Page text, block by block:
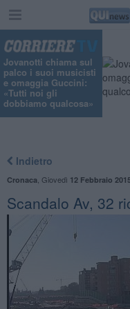
Jovanotti chiama sul
palco i suoi musicisti
e omaggia Guccini:
«Tutti noi gli
dobbiamo qualcosa»
Indietro
Cronaca Giovedì 12 Febbraio
Scandalo Av, 32